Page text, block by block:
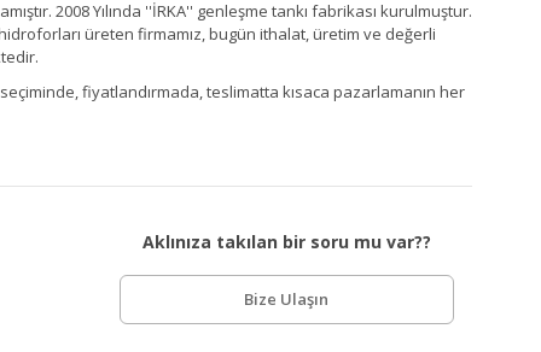
2008 Yılında ''İRKA'' genleşme tankı fabrikası kurulmuştur.
üreten firmamız, bugün ithalat, üretim ve değerli
fiyatlandırmada, teslimatta kısaca pazarlamanın her
Aklınıza takılan bir soru mu var??
Bize Ulaşın